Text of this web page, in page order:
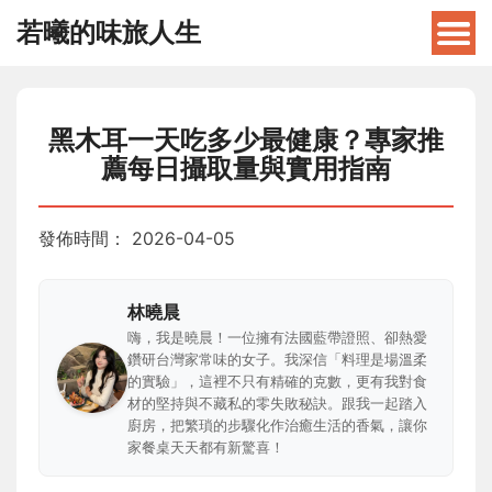
若曦的味旅人生
黑木耳一天吃多少最健康？專家推
薦每日攝取量與實用指南
發佈時間： 2026-04-05
林曉晨
嗨，我是曉晨！一位擁有法國藍帶證照、卻熱愛
鑽研台灣家常味的女子。我深信「料理是場溫柔
的實驗」，這裡不只有精確的克數，更有我對食
材的堅持與不藏私的零失敗秘訣。跟我一起踏入
廚房，把繁瑣的步驟化作治癒生活的香氣，讓你
家餐桌天天都有新驚喜！